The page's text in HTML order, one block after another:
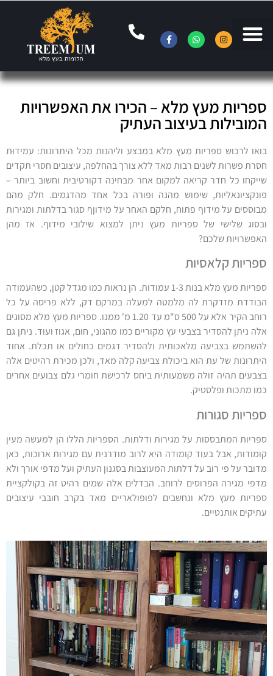
ספריות מעץ מלא – הכירו את האפשרויות
המובילות בעיצוב העתיק
בואו לרכוש ספריות מעץ מלא במבצע וליהנות מכל היתרונות: עמידוּת
חסרת פשרות לשנים רבות מאד ללא צורך בהחלפה, עיצובים חסרי תקדים
שייקחו כל חדר קריאה למקום אחר מבחינה דקורטיבית וחשוב ביותר –
פונקציונאליות, שימוש מהנה ופורה בכל אחד מהדגמים. חלק מהם
מבוססים על מידוף פתוח, חלקם האחר על מידוןף סגור בדלתות ומגירות
ובסוג שלישי של ספריות מעץ ניתן למצוא שילובי מידוף. אז מהן
האפשרויות שלכם?
ספריות קלאסיות
ספריות מעץ מלא בנות 1-3 עמודות. הן נראות כמו מגדל קטן, כשהעמודה
הבודדת מזדקרת לה מלמטה למעלה במרקם דק, ללא פריסה על כל
רוחב הקיר אלא על 500 ס"מ עד 1.20 מ' ממנו. ספריות מעץ מלא מסוגים
אלה ניתן להסדיר בצבעי עץ מקוריים כמו מהגוני, חום, אגוז ועוד. ניתן גם
להשתמש בצביעה מלאכותית ולהסדיר דגמים כחולים או תכלת. אחוד
היתרונות של עת הוא ביכולת צביעה קלה מאד, ולכן מכירת רהיטים אלה
בצבעים תהיה זולה משמעותית ביחס לרכישת חומרי גלם צבועים אחרים
כמו מתכות ופלסטיק.
ספריות סגורות
ספריות המתבססות על מגירות ודלתות. הספריות הללו הן למעשה מעין
קומודות, אבל בעוד קומודה היא לרוב מודרנית עם מגירות ארוכות, כאן
מדובר על פי רוב על דלתות המעוצבות בסגנון העתיק ועל מדפי אורך ולא
מדפי מגירה הפרוסים לרוחב. הבדלים אלה שמים רהיט זה בקולקציית
ספריות מעץ מלא ונחשבים לפופולאריים מאד בקרב חובבי עיצובים
עתיקים אותנטיים.